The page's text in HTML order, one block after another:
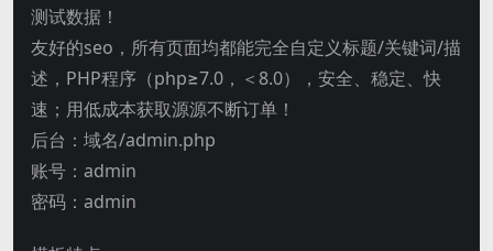
测试数据！
友好的seo，所有页面均都能完全自定义标题/关键词/描
述，PHP程序（php≥7.0，＜8.0），安全、稳定、快
速；用低成本获取源源不断订单！
后台：域名/admin.php
账号：admin
密码：admin